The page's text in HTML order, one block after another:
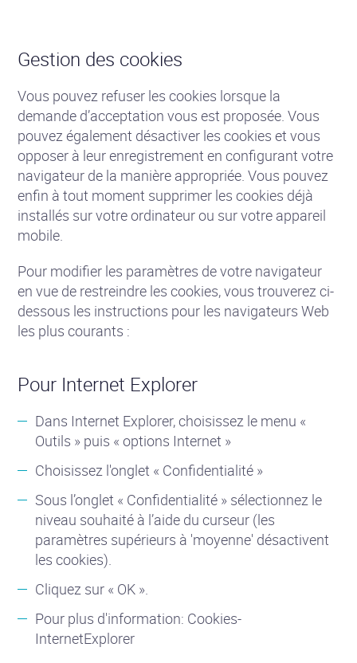
Gestion des cookies
Vous pouvez refuser les cookies lorsque la
demande d’acceptation vous est proposée. Vous
pouvez également désactiver les cookies et vous
opposer à leur enregistrement en configurant votre
navigateur de la manière appropriée. Vous pouvez
enfin à tout moment supprimer les cookies déjà
installés sur votre ordinateur ou sur votre appareil
mobile.
Pour modifier les paramètres de votre navigateur
en vue de restreindre les cookies, vous trouverez ci-
dessous les instructions pour les navigateurs Web
les plus courants :
Pour Internet Explorer
Dans Internet Explorer, choisissez le menu «
Outils » puis « options Internet »
Choisissez l'onglet « Confidentialité »
Sous l’onglet « Confidentialité » sélectionnez le
niveau souhaité à l’aide du curseur (les
paramètres supérieurs à 'moyenne' désactivent
les cookies).
Cliquez sur « OK ».
Pour plus d'information: Cookies-
InternetExplorer